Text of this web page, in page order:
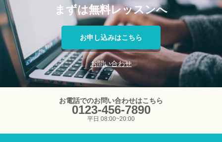
まずは無料レッスンへ
お申し込みはこちら
お問い合わせ
お電話でのお問い合わせはこちら
0123-456-7890
平日 08:00~20:00